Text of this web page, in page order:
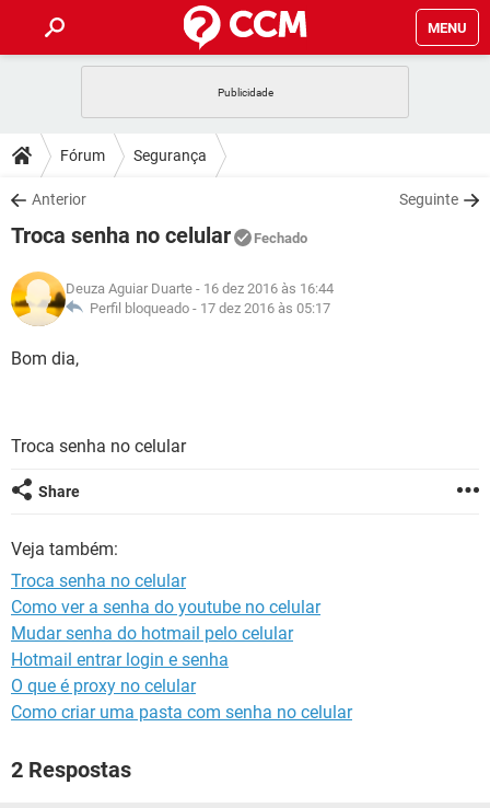
MENU
CELULAR
OUTLOOK
INSTAGRAM GMAIL
GUIA DE COMPRAS
DICAS
JOGOS
INSTAGRAM GMAIL
GUIA DE COMPRAS
DOWNLOADS
JOGOS WHATSAPP
CELULAR
OUTLOOK EXCEL
INSTAGRAM
JOGOS WHATSAPP
CELULAR
OUTLOOK
GUIA DE COMPRAS
GLOSSÁRIO
JOGOS
GUIA DE COMPRAS
Fórum Segurança
Anterior Seguinte
Troca senha no celular Fechado
Deuza Aguiar Duarte - 16 dez 2016 às 16:44
Perfil bloqueado - 17 dez 2016 às 05:17
Bom dia,
Troca senha no celular
Share
Veja também:
Troca senha no celular
Como ver a senha do youtube no celular
Mudar senha do hotmail pelo celular
Hotmail entrar login e senha
O que é proxy no celular
Como criar uma pasta com senha no celular
2 Respostas